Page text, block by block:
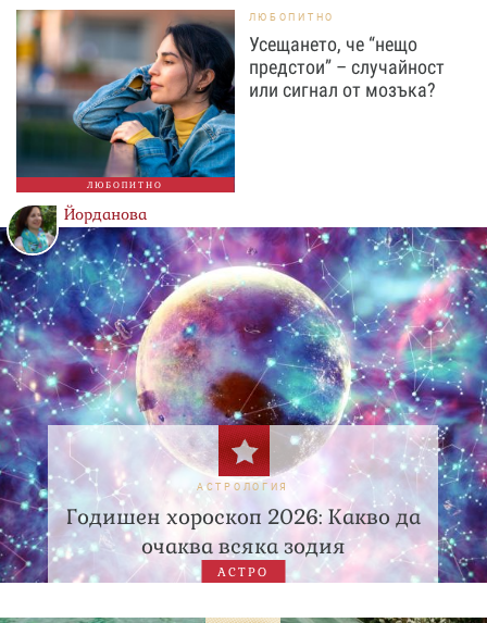
ЛЮБОПИТНО
ЛЮБОПИТНО
Усещането, че “нещо
предстои” – случайност
или сигнал от мозъка?
Йорданова
АСТРОЛОГИЯ
Годишен хороскоп 2026: Какво да
очаква всяка зодия
АСТРО